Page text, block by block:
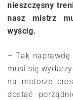
nieszczęsny
nasz mistrz
wyścig.
– Tak naprawdę
musi się
na motorze
dostać